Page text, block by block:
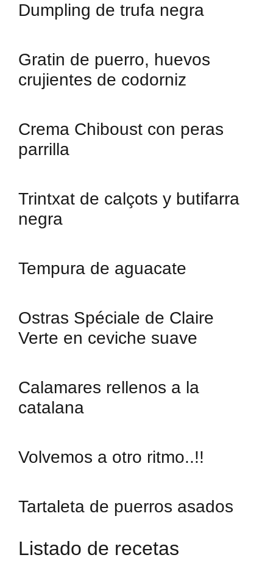
Dumpling de trufa negra
Gratin de puerro, huevos
crujientes de codorniz
Crema Chiboust con peras
parrilla
Trintxat de calçots y butifarra
negra
Tempura de aguacate
Ostras Spéciale de Claire
Verte en ceviche suave
Calamares rellenos a la
catalana
Volvemos a otro ritmo..!!
Tartaleta de puerros asados
Listado de recetas